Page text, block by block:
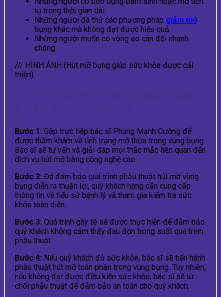
tụ trong thời gian dài.
Những người đã thử các phương pháp giảm mỡ
bụng khác mà không đạt được hiệu quả.
Những người muốn có vòng eo cân đối nhanh
chóng.
/// HÌNH ẢNH (Hút mỡ bụng giúp sức khỏe được cải
thiện)
Bước 1: Gặp trực tiếp bác sĩ Phùng Mạnh Cường để
được thăm khám về tình trạng mỡ thừa trong vùng bụng.
Bác sĩ sẽ tư vấn và giải đáp mọi thắc mắc liên quan đến
dịch vụ hút mỡ bằng công nghệ cao.
Bước 2: Để đảm bảo quá trình phẫu thuật hút mỡ vùng
bụng diễn ra thuận lợi, quý khách hàng cần cung cấp
thông tin về tiểu sử bệnh lý và tham gia kiểm tra sức
khỏe toàn diện.
Bước 3: Quá trình gây tê sẽ được thực hiện để đảm bảo
quý khách không cảm thấy đau đớn trong suốt quá trình
phẫu thuật.
Bước 4: Nếu quý khách đủ sức khỏe, bác sĩ sẽ tiến hành
phẫu thuật hút mỡ toàn phần trong vùng bụng. Tuy nhiên,
nếu không đạt được điều kiện sức khỏe, bác sĩ sẽ từ
chối phẫu thuật để đảm bảo an toàn cho quý khách.